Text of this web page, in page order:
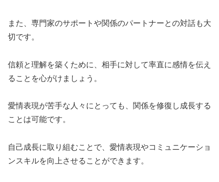
また、専門家のサポートや関係のパートナーとの対話も大
切です。
信頼と理解を築くために、相手に対して率直に感情を伝え
ることを心がけましょう。
愛情表現が苦手な人々にとっても、関係を修復し成長する
ことは可能です。
自己成長に取り組むことで、愛情表現やコミュニケーショ
ンスキルを向上させることができます。